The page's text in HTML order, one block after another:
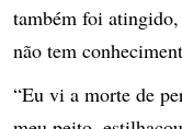
também foi
não tem
“Eu vi a morte de